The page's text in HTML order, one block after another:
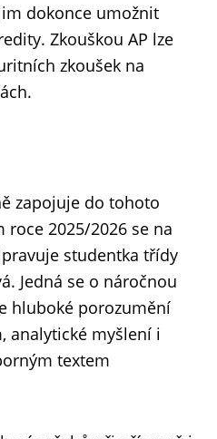
dokonce umožnit
Zkouškou AP lze
zkoušek na
zapojuje do tohoto
2025/2026 se na
studentka třídy
Jedná se o náročnou
hluboké porozumění
analytické myšlení i
textem